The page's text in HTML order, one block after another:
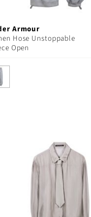
Armour
Hose Unstoppable
Open